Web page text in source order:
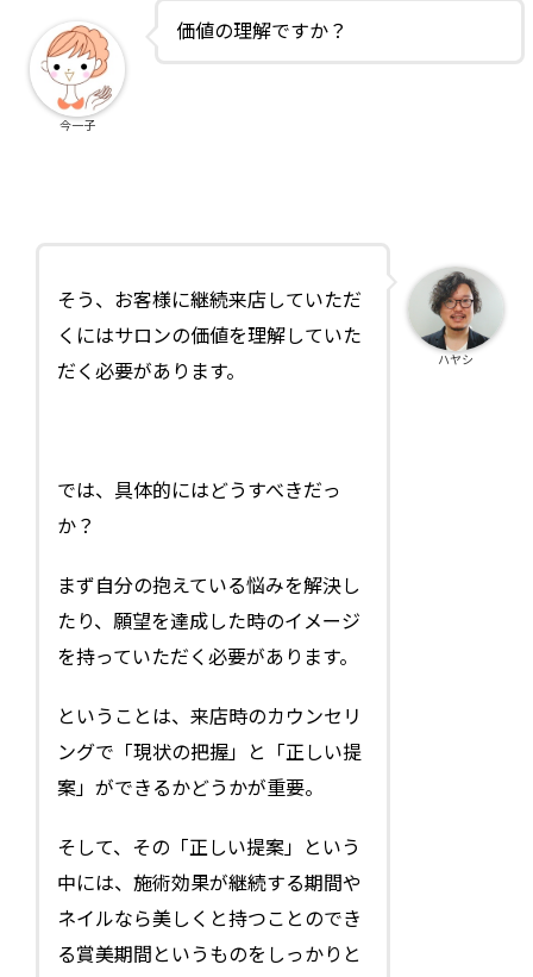
価値の理解ですか？
今一子
そう、お客様に継続来店していただ
くにはサロンの価値を理解していた
だく必要があります。
では、具体的にはどうすべきだっ
か？
まず自分の抱えている悩みを解決し
たり、願望を達成した時のイメージ
を持っていただく必要があります。
ということは、来店時のカウンセリ
ングで「現状の把握」と「正しい提
案」ができるかどうかが重要。
そして、その「正しい提案」という
中には、施術効果が継続する期間や
ネイルなら美しくと持つことのでき
る賞美期間というものをしっかりと
ハヤシ